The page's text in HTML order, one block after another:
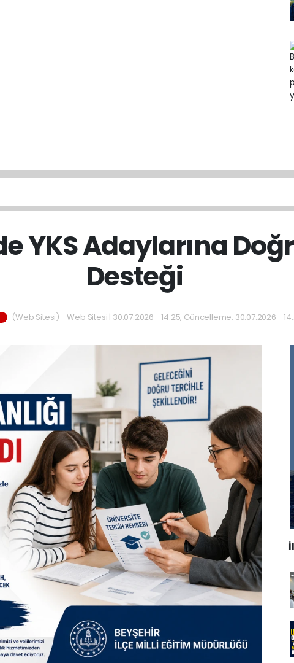
YKS Adaylarına
Desteği
(Web Sitesi) - Web Sitesi | 30.07.2026 - 14:25, Güncelleme: 30.07.2026 -